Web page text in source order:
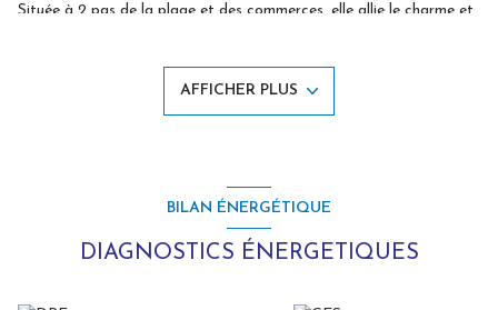
Située à 2 pas de la plage et des commerces, elle allie le charme et
Au 1er étage, vous y trouverez un palier et deux chambres
terrasse en bois, d’un grand garage équipé d’une porte électrique,
354.900€uros, honoraires charge vendeur
AFFICHER PLUS
BILAN ÉNERGÉTIQUE
DIAGNOSTICS ÉNERGETIQUES